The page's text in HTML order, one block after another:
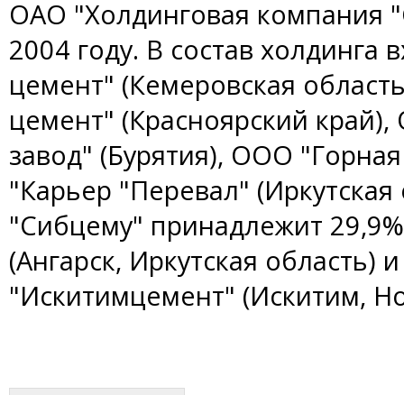
ОАО "Холдинговая компания
2004 году. В состав
цемент" (Кемеровская
цемент" (Красноярский
завод" (Бурятия), ООО
"Карьер "Перевал"
"Сибцему" принадлежит
(Ангарск, Иркутская область)
"Искитимцемент" (Искитим,